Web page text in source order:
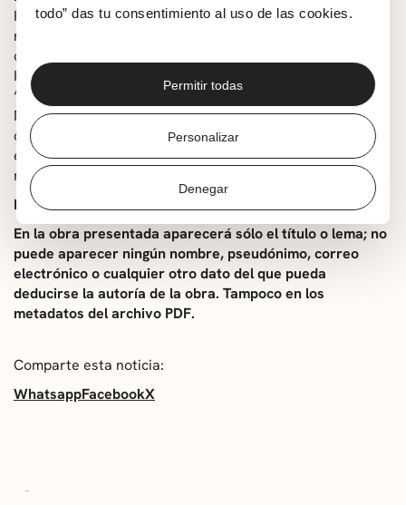
todo” das tu consentimiento al uso de las cookies.
Permitir todas
Personalizar
Denegar
Pinilla’ registró una notable participación y, en total, se
recibieron 217 trabajos. Los textos presentados fueron
de muy diversa procedencia. El jurado compuesto por
Haritz Larrageta, Itxaso Martín e Irati Jiménez eligió
‘Zure arnasa zaintzeko’, de la autora Irurtzundarra
Nerea Balda como mejor texto en euskera y, en la
categoría de obras en castellano, el premio fue para la
escritora castellano-leonesa Paula Hoyos, por su la
novela ‘Dormir fuera de casa’.
Nota importante:
En la obra presentada aparecerá sólo el título o lema; no
puede aparecer ningún nombre, pseudónimo, correo
electrónico o cualquier otro dato del que pueda
deducirse la autoría de la obra. Tampoco en los
metadatos del archivo PDF.
Comparte esta noticia:
WhatsappFacebookX